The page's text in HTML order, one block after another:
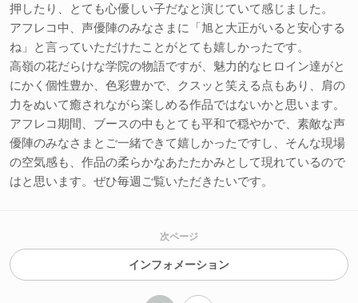
押したり、とても心優しい子だなと演じていて感じました。
アフレコ中、声優陣のみなさまに「旭と大正がいると安心する
ね」と言っていただけたことがとても嬉しかったです。
高嶺の花だらけな学院の物語ですが、魅力的なヒロイン達がと
にかく個性豊か、色彩豊かで、クスッと笑える点もあり、肩の
力をぬいて癒されながら楽しめる作品ではないかと思います。
アフレコ期間、ブースの中もとても平和で穏やかで、素敵な声
優陣のみなさまとご一緒できて嬉しかったですし、そんな現場
の空気感も、作品の柔らかなあたたかみとして現れているので
はと思います。ぜひ毎週ご覧いただきたいです。
次ページ
インフォメーション